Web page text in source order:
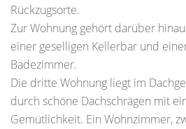
Rückzugsorte.
Zur Wohnung gehört darüber
einer geselligen Kellerbar und
Badezimmer.
Die dritte Wohnung liegt im
durch schöne Dachschrägen mit
Gemütlichkeit. Ein Wohnzimmer,